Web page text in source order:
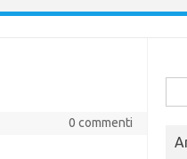
0 commenti
per: